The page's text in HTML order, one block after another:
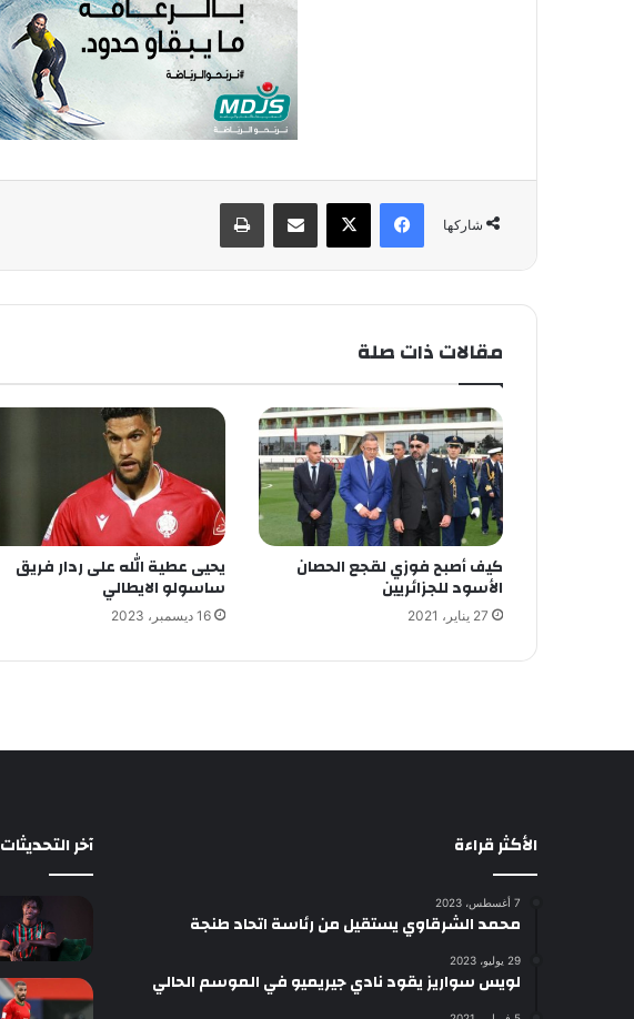
شاركها
فيسبوك
مقالات ذات صلة
كيف أصبح فوزي لقجع الحصان
الأسود للجزائريين
27 يناير، 2021
يحيى عطية الله على ردار فريق
ساسولو الايطالي
16 ديسمبر، 2023
الأكثر قراءة
7 أغسطس، 2023
محمد الشرقاوي يستقيل من رئاسة اتحاد طنجة
29 يوليو، 2023
لويس سواريز يقود نادي جيريميو في الموسم الحالي
آخر التحديثات